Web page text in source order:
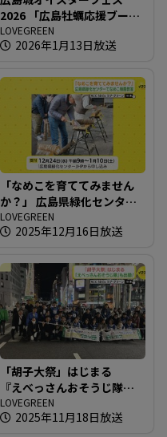
2026 「広島牡蠣応援ブー
ス」が登場
LOVEGREEN
2026年1月13日放送
「なめこを育ててみません
か？」 広島県緑化センター
でなめこ植菌教室
LOVEGREEN
2025年12月16日放送
「胡子大祭」はじまる
『えべっさんおそうじ隊』
も出動！
LOVEGREEN
2025年11月18日放送